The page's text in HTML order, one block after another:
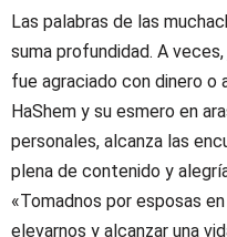
Las palabras de las
suma profundidad. A
fue agraciado con dinero
HaShem y su esmero en
personales, alcanza las
plena de contenido y
«Tomadnos por esposas
elevarnos y alcanzar una